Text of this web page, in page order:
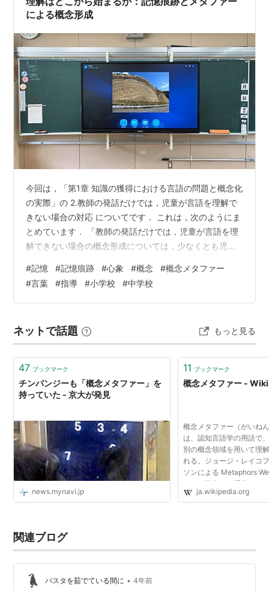
による概念形成
今回は，「第1章 知識の獲得における言語の問題と概念化
の実際」の 2.教師の発話だけでは，児童が言語を理解で
きない場合の対応 についてです． これは，次のようにま
とめています． 「教師の発話だけでは，児童が言語を理
解できない場合の概念形成については，少なくとも児童
ことが，概念形成のための条件となる」 例えば既出の
「垂木」の理解には，軒天や庇(ひさし)を見上げた経験の
心象が必要です． ですから，「あなたの家の軒(のき)の
るだけ経験の心象を出させる工夫が必要となります． 引
用 : https://w…
#記憶 #記憶痕跡 #心象 #概念 #概念メタファー
#言葉 #指導 #小学校 #中学校
ネットで話題 もっと見る
47 ブックマーク
チンパンジーも「概念メタファー」を
持っていた - 京大が発見
news.mynavi.jp
11 ブックマーク
概念メタファー -
概念メタファー（がいね
は、認知言語学の用語で
別の概念領域を用いて理
れる。ジョージ・レイコ
ソンによる Metaphors
れた。同書では通常メタ
考えて来られなかった日
ja.wikipedia.org
関連ブログ
パスタを茹でている間に • 4年前